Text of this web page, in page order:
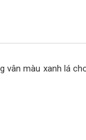
màu xanh lá